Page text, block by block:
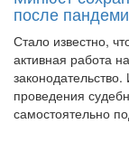
после
Стало известно,
активная работа
проведения
самостоятельно